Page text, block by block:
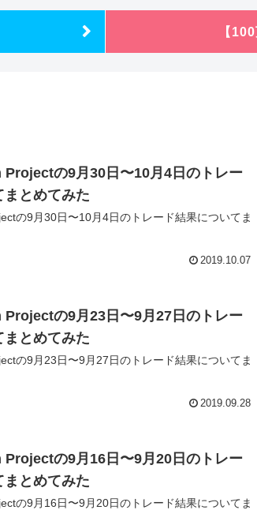
【
Projectの9月30日〜10月4日のトレー
まとめてみた
の9月30日〜10月4日のトレード結果についてま
2019.10.07
Projectの9月23日〜9月27日のトレー
まとめてみた
の9月23日〜9月27日のトレード結果についてま
2019.09.28
Projectの9月16日〜9月20日のトレー
まとめてみた
の9月16日〜9月20日のトレード結果についてま